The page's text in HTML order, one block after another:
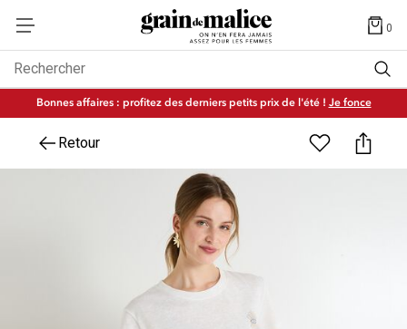
0
Rechercher
Bonnes affaires : profitez des derniers petits prix de l'été ! Je fonce
Retour